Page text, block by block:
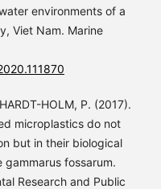
environments of a
Viet Nam. Marine
HOLM, P. (2017).
microplastics do not
but in their biological
fossarum.
Research and Public